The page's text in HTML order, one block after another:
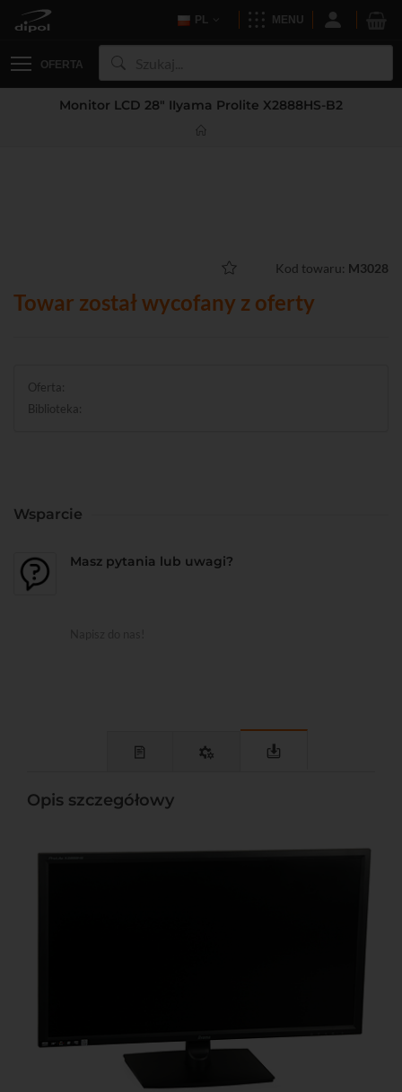
PL MENU
OFERTA
Monitor LCD 28" IIyama Prolite X2888HS-B2
Kod towaru: M3028
Towar został wycofany z oferty
Oferta:
Biblioteka:
Wsparcie
Masz pytania lub uwagi?
Opis szczegółowy